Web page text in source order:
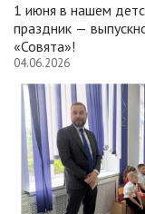
1 июня в нашем
праздник —
«Совята»!
04.06.2026